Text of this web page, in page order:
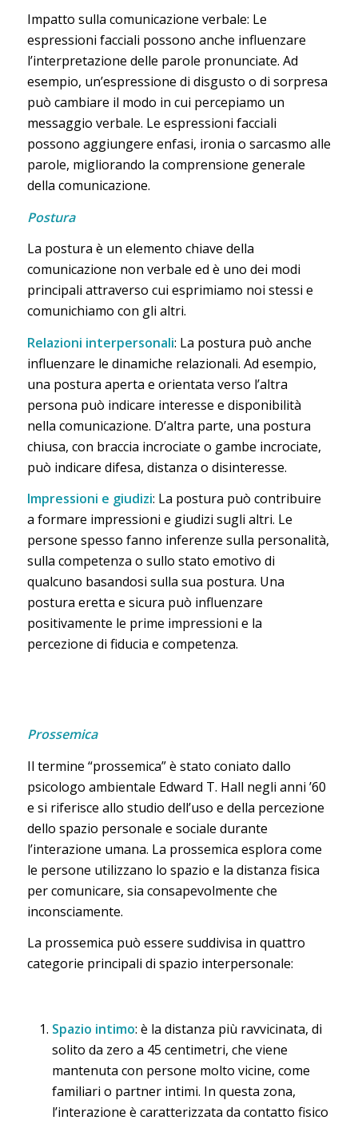
Impatto sulla comunicazione verbale: Le
espressioni facciali possono anche influenzare
l’interpretazione delle parole pronunciate. Ad
esempio, un’espressione di disgusto o di sorpresa
può cambiare il modo in cui percepiamo un
messaggio verbale. Le espressioni facciali
possono aggiungere enfasi, ironia o sarcasmo alle
parole, migliorando la comprensione generale
della comunicazione.
Postura
La postura è un elemento chiave della
comunicazione non verbale ed è uno dei modi
principali attraverso cui esprimiamo noi stessi e
comunichiamo con gli altri.
Relazioni interpersonali: La postura può anche
influenzare le dinamiche relazionali. Ad esempio,
una postura aperta e orientata verso l’altra
persona può indicare interesse e disponibilità
nella comunicazione. D’altra parte, una postura
chiusa, con braccia incrociate o gambe incrociate,
può indicare difesa, distanza o disinteresse.
Impressioni e giudizi: La postura può contribuire
a formare impressioni e giudizi sugli altri. Le
persone spesso fanno inferenze sulla personalità,
sulla competenza o sullo stato emotivo di
qualcuno basandosi sulla sua postura. Una
postura eretta e sicura può influenzare
positivamente le prime impressioni e la
percezione di fiducia e competenza.
Prossemica
Il termine “prossemica” è stato coniato dallo
psicologo ambientale Edward T. Hall negli anni ’60
e si riferisce allo studio dell’uso e della percezione
dello spazio personale e sociale durante
l’interazione umana. La prossemica esplora come
le persone utilizzano lo spazio e la distanza fisica
per comunicare, sia consapevolmente che
inconsciamente.
La prossemica può essere suddivisa in quattro
categorie principali di spazio interpersonale:
Spazio intimo: è la distanza più ravvicinata, di
solito da zero a 45 centimetri, che viene
mantenuta con persone molto vicine, come
familiari o partner intimi. In questa zona,
l’interazione è caratterizzata da contatto fisico